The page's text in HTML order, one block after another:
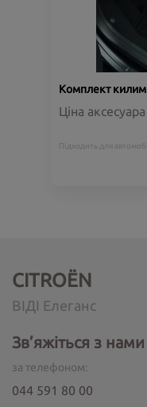
Комплект
Ціна аксесуара
Підходить для
CITROËN
ВІДІ Елеганс
Зв’яжіться з нами
за телефоном:
044 591 80 00